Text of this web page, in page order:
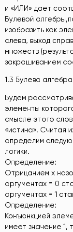
и «ИЛИ» дает
Булевой
изобразить как
слева, выход
множеств
закрашиванием
1.3 Булева
Будем
элементы
смысле этого
«истина». Считая
определим
логики.
Определение:
Отрицанием x
аргументаx = 0
аргументаx = 1
Определение:
Конъюнкцией
имеет значение 1,